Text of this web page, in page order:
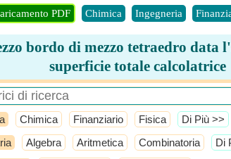
PDF Chimica Ingegneria
bordo di mezzo tetraedro data
superficie totale calcolatrice
Chimica Finanziario Fisica ​Di Più >>
Algebra Aritmetica Combinatoria ​Di